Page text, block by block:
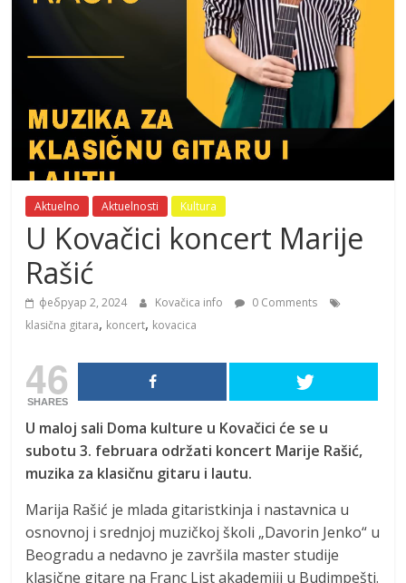
Aktuelno Aktuelnosti Kultura
U Kovačici koncert Marije
Rašić
фебруар 2, 2024 Kovačica info
0 Comments
klasična gitara, koncert, kovacica
46
SHARES
U maloj sali Doma kulture u Kovačici će se u
subotu 3. februara održati koncert Marije Rašić,
muzika za klasičnu gitaru i lautu.
Marija Rašić je mlada gitaristkinja i nastavnica u
osnovnoj i srednjoj muzičkoj školi „Davorin Jenko“ u
Beogradu a nedavno je završila master studije
klasične gitare na Franc List akademiji u Budimpešti.